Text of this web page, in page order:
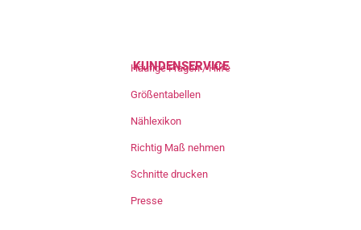
KUNDENSERVICE
Häufige Fragen / Hilfe
Größentabellen
Nählexikon
Richtig Maß nehmen
Schnitte drucken
Presse